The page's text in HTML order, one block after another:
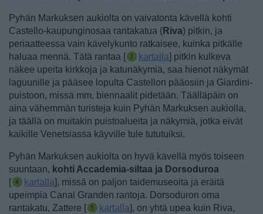
Pyhän Markuksen aukiolta on vaivatonta kävellä kohti
Castello-kaupunginosaa rantakatua (Riva) pitkin, ja
periaatteessa vain kävelykunto ratkaisee, kuinka pitkälle
haluaa mennä. Tätä rantaa [
kartalla] pitkin kulkeva
näkee upeita kirkkoja ja katunäkymiä, saa hienot näkymät
laguunille ja pääsee lopulta Castellon pääosiin ja Giardini-
puistoon, missä mm. biennaalit pidetään. Täälläpäin on
aina vähemmän turisteja kuin Pyhän Markuksen aukiolla,
ja täällä on muitakin puistoalueita ja näkymiä, jotka eivät
kaikille Venetsiassa käyville tule tututuiksi.
Pyhän Markuksen aukiolta on hyvä kävellä myös toiseen
suuntaan, kohti Accademia-siltaa ja Dorsoduroa
[
kartalla], missä on paljon taidemuseoita ja eräitä
upeimpia Canal Granden rantoja. Dorsoduron oma
rantakatu, Zattere [
kartalla], on yhtä upea kuin Riva,